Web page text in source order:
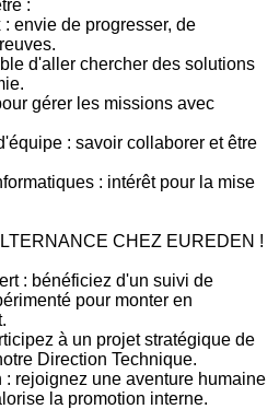
:
envie de progresser, de
d'aller chercher des solutions
gérer les missions avec
: savoir collaborer et être
: intérêt pour la mise
CHEZ EUREDEN !
: bénéficiez d'un suivi de
pour monter en
à un projet stratégique de
Direction Technique.
rejoignez une aventure humaine
la promotion interne.